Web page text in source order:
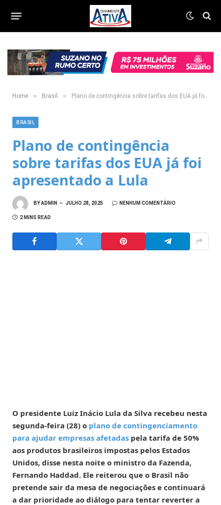
Home » Brasil » Plano de contingência sobre tarifas dos EUA já foi apresentado a Lula
BRASIL
Plano de contingência
sobre tarifas dos EUA já foi
apresentado a Lula
BYADMIN JULHO 28, 2025 NENHUM COMENTÁRIO
2 MINS READ
O presidente Luiz Inácio Lula da Silva recebeu nesta
segunda-feira (28) o plano de contingenciamento
para ajudar empresas afetadas pela tarifa de 50%
aos produtos brasileiros impostas pelos Estados
Unidos, disse nesta noite o ministro da Fazenda,
Fernando Haddad. Ele reiterou que o Brasil não
pretende sair da mesa de negociações e continuará
a dar prioridade ao diálogo para tentar reverter a